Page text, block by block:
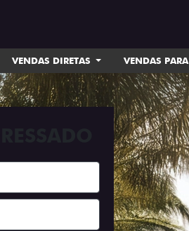
VENDAS DIRETAS VENDAS